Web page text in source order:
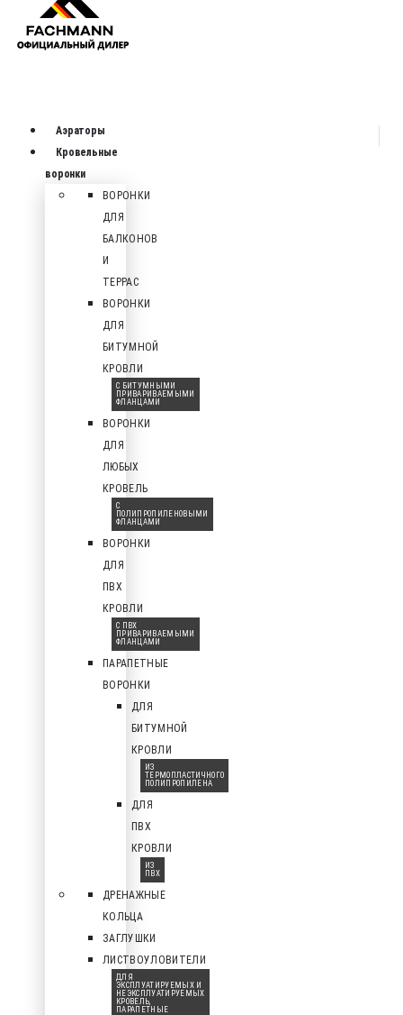
Аэраторы
Кровельные
воронки
ВОРОНКИ
ДЛЯ
БАЛКОНОВ
И
ТЕРРАС
ВОРОНКИ
ДЛЯ
БИТУМНОЙ
КРОВЛИ
С БИТУМНЫМИ
ПРИВАРИВАЕМЫМИ
ФЛАНЦАМИ
ВОРОНКИ
ДЛЯ
ЛЮБЫХ
КРОВЕЛЬ
С
ПОЛИПРОПИЛЕНОВЫМИ
ФЛАНЦАМИ
ВОРОНКИ
ДЛЯ
ПВХ
КРОВЛИ
С ПВХ
ПРИВАРИВАЕМЫМИ
ФЛАНЦАМИ
ПАРАПЕТНЫЕ
ВОРОНКИ
ДЛЯ
БИТУМНОЙ
КРОВЛИ
ИЗ
ТЕРМОПЛАСТИЧНОГО
ПОЛИПРОПИЛЕНА
ДЛЯ
ПВХ
КРОВЛИ
ИЗ
ПВХ
ДРЕНАЖНЫЕ
КОЛЬЦА
ЗАГЛУШКИ
ЛИСТВОУЛОВИТЕЛИ
ДЛЯ
ЭКСПЛУАТИРУЕМЫХ И
НЕЭКСПЛУАТИРУЕМЫХ
КРОВЕЛЬ,
ПАРАПЕТНЫЕ